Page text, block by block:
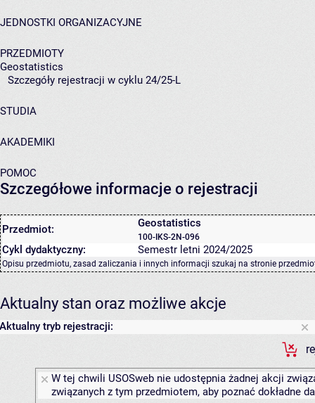
JEDNOSTKI ORGANIZACYJNE
PRZEDMIOTY
Geostatistics
Szczegóły rejestracji w cyklu 24/25-L
STUDIA
AKADEMIKI
POMOC
Szczegółowe informacje o rejestracji
Przedmiot: Geostatistics
100-IKS-2N-096
Cykl dydaktyczny: Semestr letni 2024/2025
Opisu przedmiotu, zasad zaliczania i innych informacji szukaj na stronie
Aktualny stan oraz możliwe akcje
Aktualny tryb rejestracji:
W tej chwili USOSweb nie udostępnia żadnej akcji
związanych z tym przedmiotem, aby poznać dokładne